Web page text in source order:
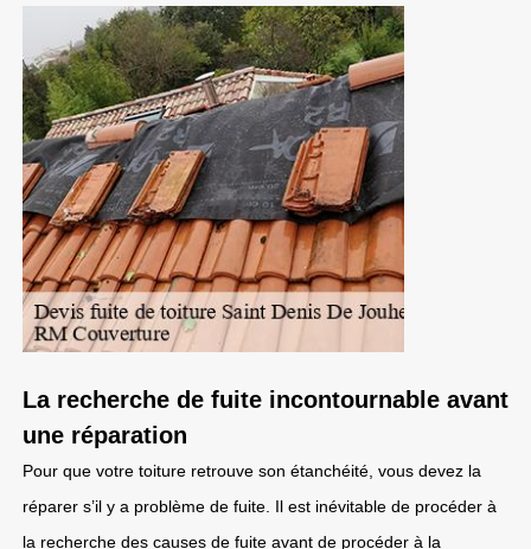
La recherche de fuite incontournable avant
une réparation
Pour que votre toiture retrouve son étanchéité, vous devez la
réparer s’il y a problème de fuite. Il est inévitable de procéder à
la recherche des causes de fuite avant de procéder à la